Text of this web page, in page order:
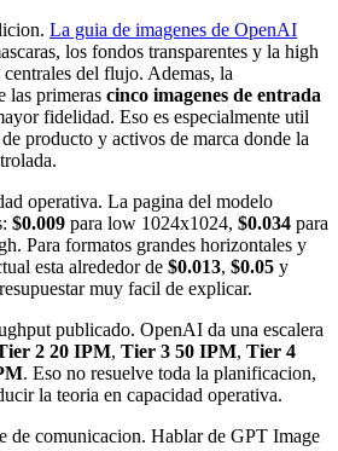
La guia de imagenes de OpenAI
los fondos transparentes y la high
del flujo. Ademas, la
las primeras cinco imagenes de entrada
fidelidad. Eso es especialmente util
producto y activos de marca donde la
operativa. La pagina del modelo
$0.009 para low 1024x1024, $0.034 para
Para formatos grandes horizontales y
esta alrededor de $0.013, $0.05 y
muy facil de explicar.
publicado. OpenAI da una escalera
2 20 IPM, Tier 3 50 IPM, Tier 4
. Eso no resuelve toda la planificacion,
la teoria en capacidad operativa.
de comunicacion. Hablar de GPT Image